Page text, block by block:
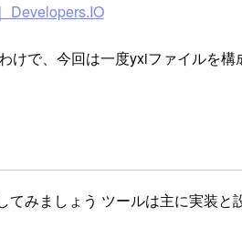
Developers.IO
で、今回は一度yxiファイルを構
みましょう ツールは主に実装と